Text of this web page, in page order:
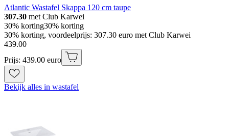
Atlantic Wastafel Skappa 120 cm taupe
307.30 met Club Karwei
30% korting30% korting
30% korting, voordeelprijs: 307.30 euro met Club Karwei
439.00
Prijs: 439.00 euro
Bekijk alles in wastafel